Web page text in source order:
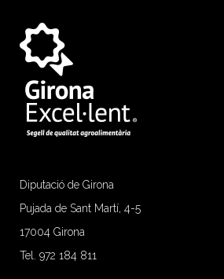
Diputació de Girona
Pujada de Sant Martí, 4-5
17004 Girona
Tel. 972 184 811